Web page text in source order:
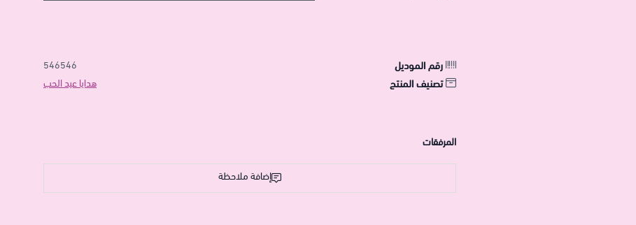
رقم الموديل 546546
تصنيف المنتج هدايا عيد الحب
المرفقات
إضافة ملاحظة